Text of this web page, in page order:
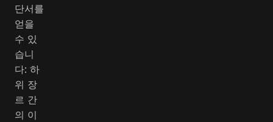
단서를
얻을
수 있
습니
다: 하
위 장
르 간
의 이